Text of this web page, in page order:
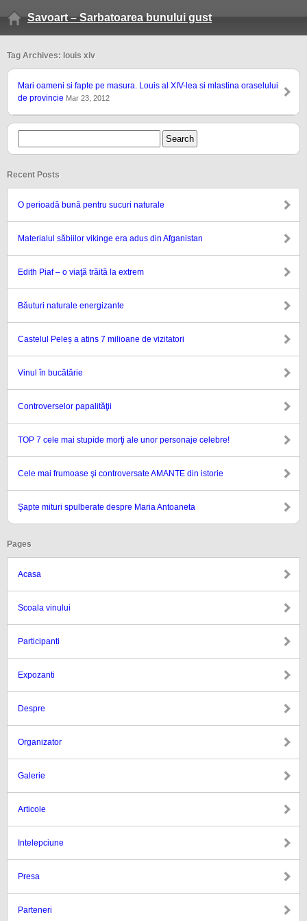
Savoart – Sarbatoarea bunului gust
Tag Archives: louis xiv
Mari oameni si fapte pe masura. Louis al XIV-lea si mlastina oraselului
de provincie Mar 23, 2012
Recent Posts
O perioadă bună pentru sucuri naturale
Materialul săbiilor vikinge era adus din Afganistan
Edith Piaf – o viaţă trăită la extrem
Băuturi naturale energizante
Castelul Peleș a atins 7 milioane de vizitatori
Vinul în bucătărie
Controverselor papalităţii
TOP 7 cele mai stupide morţi ale unor personaje celebre!
Cele mai frumoase şi controversate AMANTE din istorie
Şapte mituri spulberate despre Maria Antoaneta
Pages
Acasa
Scoala vinului
Participanti
Expozanti
Despre
Organizator
Galerie
Articole
Intelepciune
Presa
Parteneri